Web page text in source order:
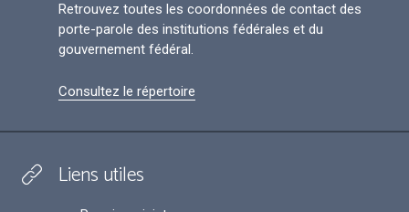
Retrouvez toutes les coordonnées de contact des
porte-parole des institutions fédérales et du
gouvernement fédéral.
Consultez le répertoire
Liens utiles